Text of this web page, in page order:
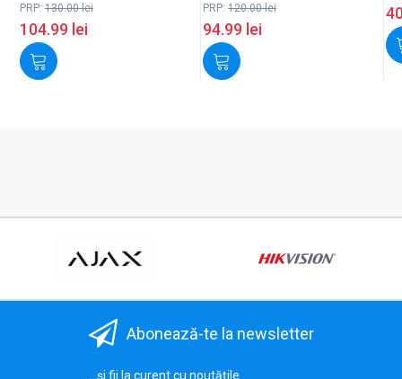
PRP: 130.00lei
104.99 lei
PRP: 120.00lei
94.99 lei
Abonează-te la newsletter
...și fii la curent cu noutățile